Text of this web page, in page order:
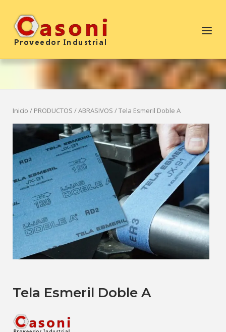
contenido
Inicio
Menú
Inicio / PRODUCTOS /ABRASIVOS / Tela Esmeril Doble A
Tela Esmeril Doble A